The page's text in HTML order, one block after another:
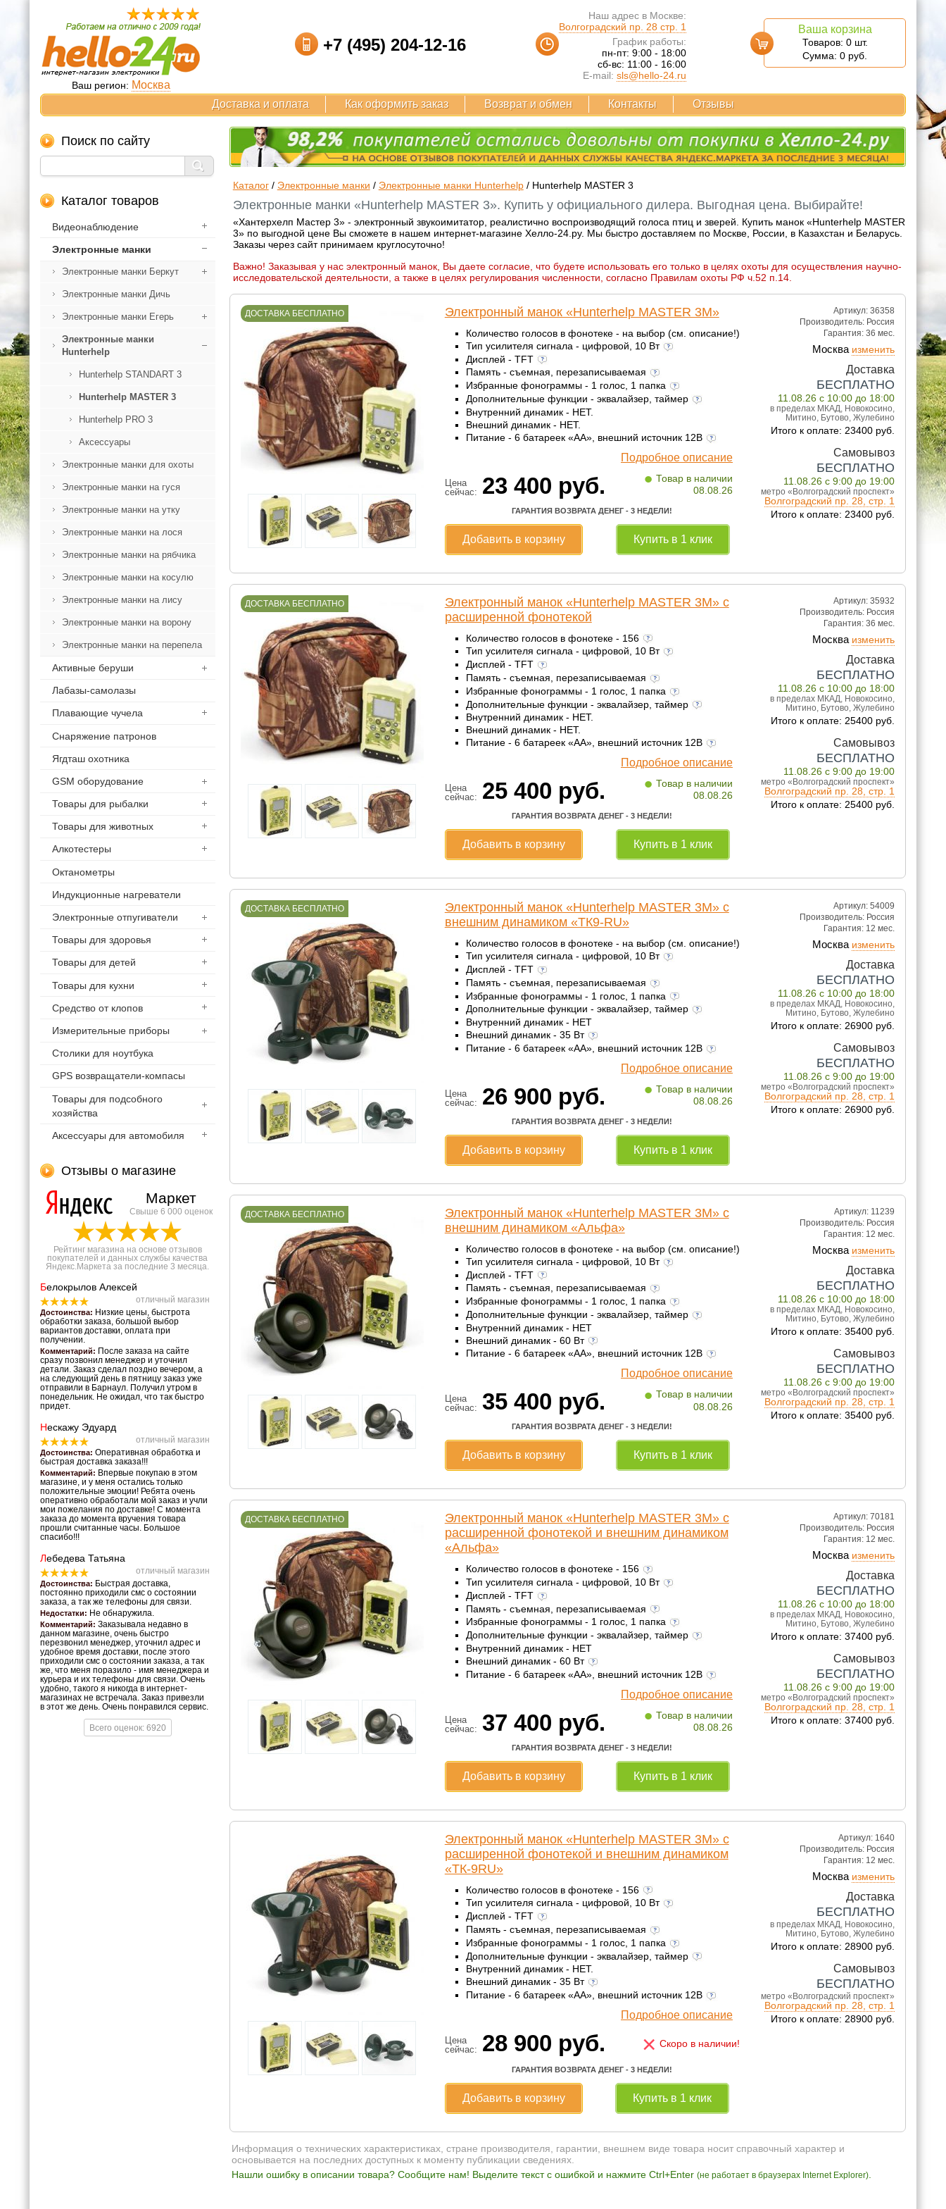
Ваш регион: Москва
+7 (495) 204-12-16
Наш адрес в Москве:
Волгоградский пр. 28 стр. 1
График работы:
пн-пт: 9:00 - 18:00
сб-вс: 11:00 - 16:00
E-mail: sls@hello-24.ru
Ваша корзина
Товаров: 0 шт.
Сумма: 0 руб.
Доставка и оплата Как оформить заказ Возврат и обмен Контакты Отзывы
Поиск по сайту
Каталог товаров
Видеонаблюдение
Электронные манки
Электронные манки Беркут
Электронные манки Дичь
Электронные манки Егерь
Электронные манки
Hunterhelp
Hunterhelp STANDART 3
Hunterhelp MASTER 3
Hunterhelp PRO 3
Аксессуары
Электронные манки для охоты
Электронные манки на гуся
Электронные манки на утку
Электронные манки на лося
Электронные манки на рябчика
Электронные манки на косулю
Электронные манки на лису
Электронные манки на ворону
Электронные манки на перепела
Активные беруши
Лабазы-самолазы
Плавающие чучела
Снаряжение патронов
Ягдташ охотника
GSM оборудование
Товары для рыбалки
Товары для животных
Алкотестеры
Октанометры
Индукционные нагреватели
Электронные отпугиватели
Товары для здоровья
Товары для детей
Товары для кухни
Средство от клопов
Измерительные приборы
Столики для ноутбука
GPS возвращатели-компасы
Товары для подсобного
хозяйства
Аксессуары для автомобиля
Отзывы о магазине
Маркет
Свыше 6 000 оценок
Рейтинг магазина на основе отзывов
покупателей и данных службы качества
Яндекс.Маркета за последние 3 месяца.
Белокрылов Алексей
отличный магазин
Достоинства: Низкие цены, быстрота
обработки заказа, большой выбор
вариантов доставки, оплата при
получении.
Комментарий: После заказа на сайте
сразу позвонил менеджер и уточнил
детали. Заказ сделал поздно вечером, а
на следующий день в пятницу заказ уже
отправили в Барнаул. Получил утром в
понедельник. Не ожидал, что так быстро
придет.
Нескажу Эдуард
отличный магазин
Достоинства: Оперативная обработка и
быстрая доставка заказа!!!
Комментарий: Впервые покупаю в этом
магазине, и у меня остались только
положительные эмоции! Ребята очень
оперативно обработали мой заказ и учли
мои пожелания по доставке! С момента
заказа до момента вручения товара
прошли считанные часы. Большое
спасибо!!!
Лебедева Татьяна
отличный магазин
Достоинства: Быстрая доставка,
постоянно приходили смс о состоянии
заказа, а так же телефоны для связи.
Недостатки: Не обнаружила.
Комментарий: Заказывала недавно в
данном магазине, очень быстро
перезвонил менеджер, уточнил адрес и
удобное время доставки, после этого
приходили смс о состоянии заказа, а так
же, что меня поразило - имя менеджера и
курьера и их телефоны для связи. Очень
удобно, такого я никогда в интернет-
магазинах не встречала. Заказ привезли
в этот же день. Очень понравился сервис.
Всего оценок: 6920
Каталог/ Электронные манки / Электронные манки Hunterhelp/ Hunterhelp MASTER 3
Электронные манки «Hunterhelp MASTER 3». Купить у официального дилера. Выгодная цена. Выбирайте!
«Хантерхелп Мастер 3» - электронный звукоимитатор, реалистично воспроизводящий голоса птиц и зверей. Купить манок «Hunterhelp MASTER
3» по выгодной цене Вы сможете в нашем интернет-магазине Хелло-24.ру. Мы быстро доставляем по Москве, России, в Казахстан и Беларусь.
Заказы через сайт принимаем круглосуточно!
Важно! Заказывая у нас электронный манок, Вы даете согласие, что будете использовать его только в целях охоты для осуществления научно-
исследовательской деятельности, а также в целях регулирования численности, согласно Правилам охоты РФ ч.52 п.14.
ДОСТАВКА БЕСПЛАТНО
Артикул: 36358
Производитель: Россия
Гарантия: 36 мес.
Москва изменить
Доставка
БЕСПЛАТНО
11.08.26 с 10:00 до 18:00
в пределах МКАД, Новокосино,
Митино, Бутово, Жулебино
Итого к оплате: 23400 руб.
Самовывоз
БЕСПЛАТНО
11.08.26 с 9:00 до 19:00
метро «Волгоградский проспект»
Волгоградский пр. 28, стр. 1
Итого к оплате: 23400 руб.
Электронный манок «Hunterhelp MASTER 3M»
Количество голосов в фонотеке - на выбор (см. описание!)
Тип усилителя сигнала - цифровой, 10 Вт
Дисплей - TFT
Память - съемная, перезаписываемая
Избранные фонограммы - 1 голос, 1 папка
Дополнительные функции - эквалайзер, таймер
Внутренний динамик - НЕТ.
Внешний динамик - НЕТ.
Питание - 6 батареек «AА», внешний источник 12В
Подробное описание
Цена
сейчас: 23 400 руб. • Товар в наличии
08.08.26
ГАРАНТИЯ ВОЗВРАТА ДЕНЕГ - 3 НЕДЕЛИ!
Добавить в корзину Купить в 1 клик
ДОСТАВКА БЕСПЛАТНО
Артикул: 35932
Производитель: Россия
Гарантия: 36 мес.
Москва изменить
Доставка
БЕСПЛАТНО
11.08.26 с 10:00 до 18:00
в пределах МКАД, Новокосино,
Митино, Бутово, Жулебино
Итого к оплате: 25400 руб.
Самовывоз
БЕСПЛАТНО
11.08.26 с 9:00 до 19:00
метро «Волгоградский проспект»
Волгоградский пр. 28, стр. 1
Итого к оплате: 25400 руб.
Электронный манок «Hunterhelp MASTER 3M» с
расширенной фонотекой
Количество голосов в фонотеке - 156
Тип усилителя сигнала - цифровой, 10 Вт
Дисплей - TFT
Память - съемная, перезаписываемая
Избранные фонограммы - 1 голос, 1 папка
Дополнительные функции - эквалайзер, таймер
Внутренний динамик - НЕТ.
Внешний динамик - НЕТ.
Питание - 6 батареек «AА», внешний источник 12В
Подробное описание
Цена
сейчас: 25 400 руб. • Товар в наличии
08.08.26
ГАРАНТИЯ ВОЗВРАТА ДЕНЕГ - 3 НЕДЕЛИ!
Добавить в корзину Купить в 1 клик
ДОСТАВКА БЕСПЛАТНО
Артикул: 54009
Производитель: Россия
Гарантия: 12 мес.
Москва изменить
Доставка
БЕСПЛАТНО
11.08.26 с 10:00 до 18:00
в пределах МКАД, Новокосино,
Митино, Бутово, Жулебино
Итого к оплате: 26900 руб.
Самовывоз
БЕСПЛАТНО
11.08.26 с 9:00 до 19:00
метро «Волгоградский проспект»
Волгоградский пр. 28, стр. 1
Итого к оплате: 26900 руб.
Электронный манок «Hunterhelp MASTER 3M» с
внешним динамиком «ТК9-RU»
Количество голосов в фонотеке - на выбор (см. описание!)
Тип усилителя сигнала - цифровой, 10 Вт
Дисплей - TFT
Память - съемная, перезаписываемая
Избранные фонограммы - 1 голос, 1 папка
Дополнительные функции - эквалайзер, таймер
Внутренний динамик - НЕТ
Внешний динамик - 35 Вт
Питание - 6 батареек «AА», внешний источник 12В
Подробное описание
Цена
сейчас: 26 900 руб. • Товар в наличии
08.08.26
ГАРАНТИЯ ВОЗВРАТА ДЕНЕГ - 3 НЕДЕЛИ!
Добавить в корзину Купить в 1 клик
ДОСТАВКА БЕСПЛАТНО
Артикул: 11239
Производитель: Россия
Гарантия: 12 мес.
Москва изменить
Доставка
БЕСПЛАТНО
11.08.26 с 10:00 до 18:00
в пределах МКАД, Новокосино,
Митино, Бутово, Жулебино
Итого к оплате: 35400 руб.
Самовывоз
БЕСПЛАТНО
11.08.26 с 9:00 до 19:00
метро «Волгоградский проспект»
Волгоградский пр. 28, стр. 1
Итого к оплате: 35400 руб.
Электронный манок «Hunterhelp MASTER 3M» с
внешним динамиком «Альфа»
Количество голосов в фонотеке - на выбор (см. описание!)
Тип усилителя сигнала - цифровой, 10 Вт
Дисплей - TFT
Память - съемная, перезаписываемая
Избранные фонограммы - 1 голос, 1 папка
Дополнительные функции - эквалайзер, таймер
Внутренний динамик - НЕТ
Внешний динамик - 60 Вт
Питание - 6 батареек «AА», внешний источник 12В
Подробное описание
Цена
сейчас: 35 400 руб. • Товар в наличии
08.08.26
ГАРАНТИЯ ВОЗВРАТА ДЕНЕГ - 3 НЕДЕЛИ!
Добавить в корзину Купить в 1 клик
ДОСТАВКА БЕСПЛАТНО
Артикул: 70181
Производитель: Россия
Гарантия: 12 мес.
Москва изменить
Доставка
БЕСПЛАТНО
11.08.26 с 10:00 до 18:00
в пределах МКАД, Новокосино,
Митино, Бутово, Жулебино
Итого к оплате: 37400 руб.
Самовывоз
БЕСПЛАТНО
11.08.26 с 9:00 до 19:00
метро «Волгоградский проспект»
Волгоградский пр. 28, стр. 1
Итого к оплате: 37400 руб.
Электронный манок «Hunterhelp MASTER 3M» с
расширенной фонотекой и внешним динамиком
«Альфа»
Количество голосов в фонотеке - 156
Тип усилителя сигнала - цифровой, 10 Вт
Дисплей - TFT
Память - съемная, перезаписываемая
Избранные фонограммы - 1 голос, 1 папка
Дополнительные функции - эквалайзер, таймер
Внутренний динамик - НЕТ
Внешний динамик - 60 Вт
Питание - 6 батареек «AА», внешний источник 12В
Подробное описание
Цена
сейчас: 37 400 руб. • Товар в наличии
08.08.26
ГАРАНТИЯ ВОЗВРАТА ДЕНЕГ - 3 НЕДЕЛИ!
Добавить в корзину Купить в 1 клик
Артикул: 1640
Производитель: Россия
Гарантия: 12 мес.
Москва изменить
Доставка
БЕСПЛАТНО
в пределах МКАД, Новокосино,
Митино, Бутово, Жулебино
Итого к оплате: 28900 руб.
Самовывоз
БЕСПЛАТНО
метро «Волгоградский проспект»
Волгоградский пр. 28, стр. 1
Итого к оплате: 28900 руб.
Электронный манок «Hunterhelp MASTER 3M» с
расширенной фонотекой и внешним динамиком
«ТК-9RU»
Количество голосов в фонотеке - 156
Тип усилителя сигнала - цифровой, 10 Вт
Дисплей - TFT
Память - съемная, перезаписываемая
Избранные фонограммы - 1 голос, 1 папка
Дополнительные функции - эквалайзер, таймер
Внутренний динамик - НЕТ.
Внешний динамик - 35 Вт
Питание - 6 батареек «AА», внешний источник 12В
Подробное описание
Цена
сейчас: 28 900 руб. × Скоро в наличии!
ГАРАНТИЯ ВОЗВРАТА ДЕНЕГ - 3 НЕДЕЛИ!
Добавить в корзину Купить в 1 клик
Информация о технических характеристиках, стране производителя, гарантии, внешнем виде товара носит справочный характер и
основывается на последних доступных к моменту публикации сведениях.
Нашли ошибку в описании товара? Сообщите нам! Выделите текст с ошибкой и нажмите Ctrl+Enter (не работает в браузерах Internet Explorer).